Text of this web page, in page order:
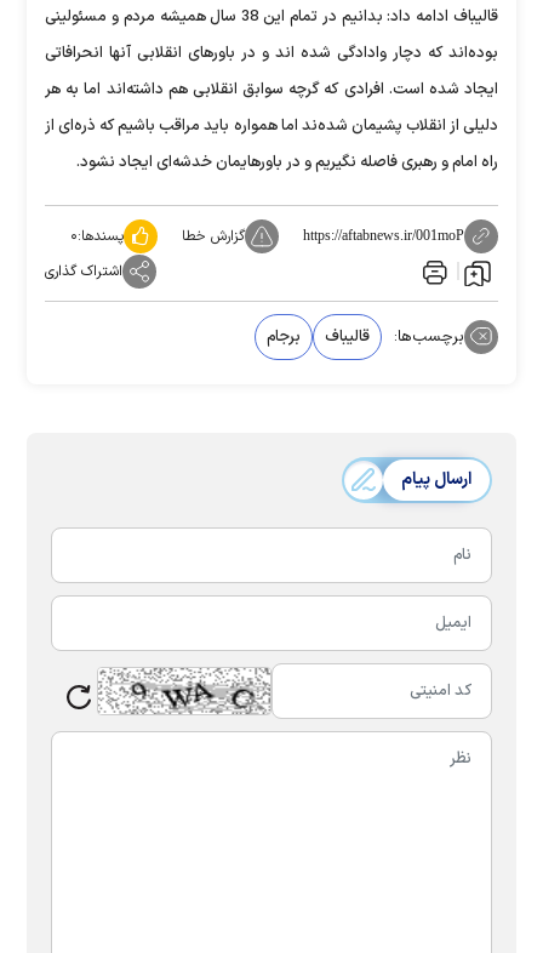
قالیباف ادامه داد: بدانیم در تمام این 38 سال همیشه مردم و مسئولینی
بوده‌اند که دچار وادادگی شده اند و در باورهای انقلابی آنها انحرافاتی
ایجاد شده است. افرادی که گرچه سوابق انقلابی هم داشته‌اند اما به هر
دلیلی از انقلاب پشیمان شده‌ند اما همواره باید مراقب باشیم که ذره‌ای از
راه امام و رهبری فاصله نگیریم و در باورهایمان خدشه‌ای ایجاد نشود.
https://aftabnews.ir/001moP گزارش خطا پسندها:۰
اشتراک گذاری
برچسب‌ها: قالیباف برجام
ارسال پیام